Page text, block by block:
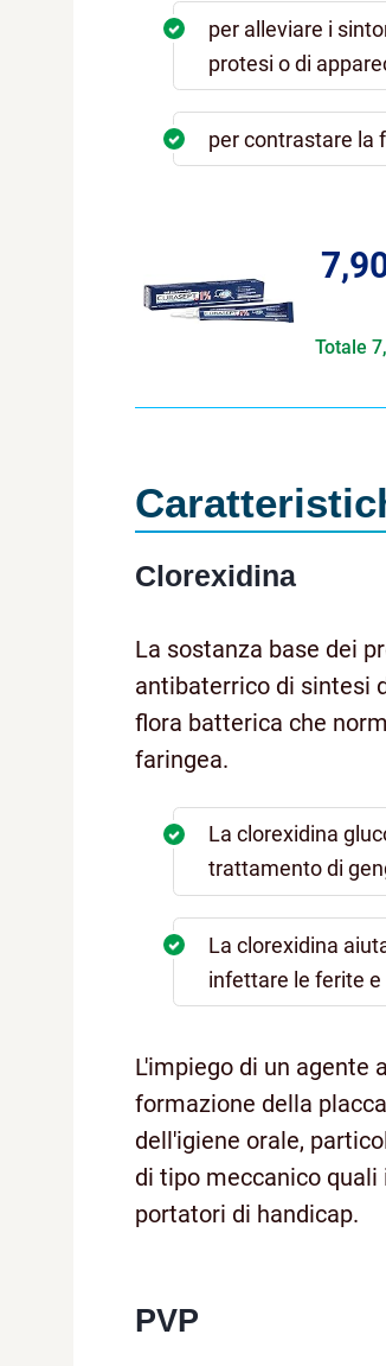
per alleviare i
protesi o di
per contrastare la
Totale
Clorexidina
La sostanza base dei
antibaterrico di sintesi
flora batterica che
faringea.
La clorexidina
trattamento di
La clorexidina
infettare le ferite
L'impiego di un agente
formazione della
dell'igiene orale,
di tipo meccanico
portatori di handicap.
PVP